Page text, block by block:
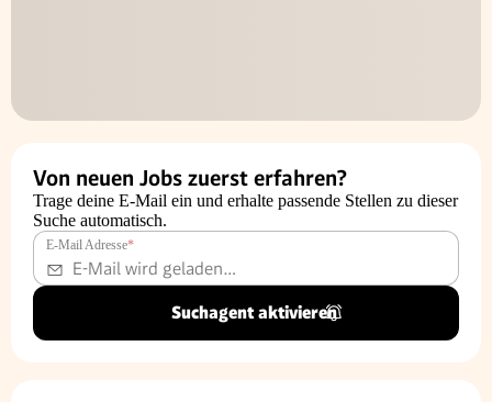
Von neuen Jobs zuerst erfahren?
Trage deine E-Mail ein und erhalte passende Stellen zu dieser
Suche automatisch.
E-Mail Adresse*
Suchagent aktivieren